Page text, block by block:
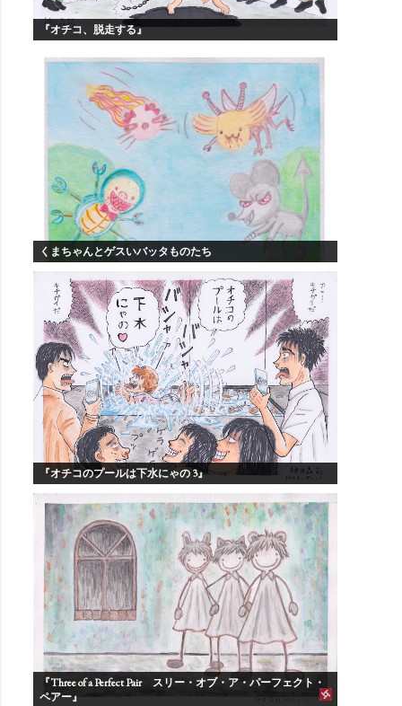
『オチコ、脱走する』
くまちゃんとゲスいバッタものたち
『オチコのプールは下水にゃの 3』
『Three of a Perfect Pair スリー・オブ・ア・パーフェクト・
ペアー』